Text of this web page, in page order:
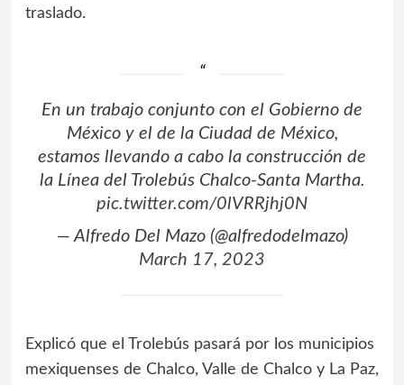
traslado.
En un trabajo conjunto con el Gobierno de
México y el de la Ciudad de México,
estamos llevando a cabo la construcción de
la Línea del Trolebús Chalco-Santa Martha.
pic.twitter.com/0lVRRjhj0N
— Alfredo Del Mazo (@alfredodelmazo)
March 17, 2023
Explicó que el Trolebús pasará por los municipios
mexiquenses de Chalco, Valle de Chalco y La Paz,